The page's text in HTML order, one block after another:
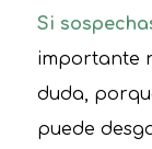
Si
importante
duda,
puede